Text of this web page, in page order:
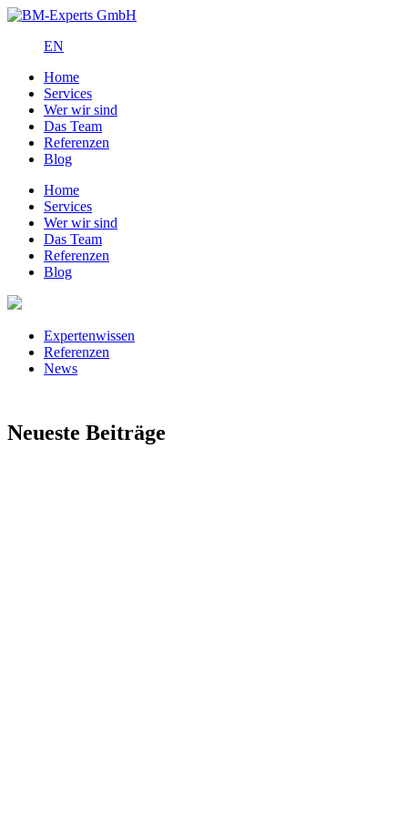
EN
Home
Services
Wer wir sind
Das Team
Referenzen
Blog
Home
Services
Wer wir sind
Das Team
Referenzen
Blog
Expertenwissen
Referenzen
News
Neueste Beiträge